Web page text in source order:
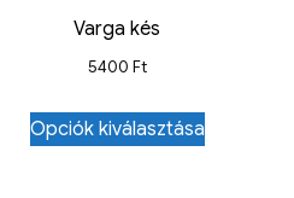
Varga kés
5400 Ft
Opciók kiválasztása